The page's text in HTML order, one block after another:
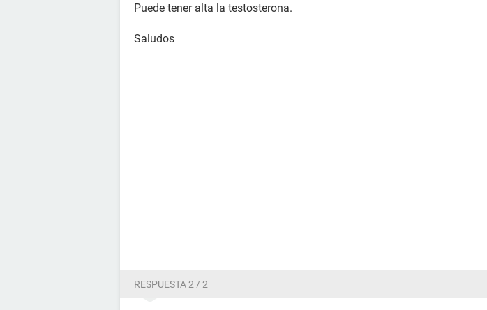
Puede tener alta la testosterona.
Saludos
RESPUESTA 2 / 2